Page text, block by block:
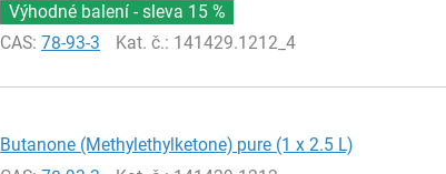
Výhodné balení - sleva 15 %
CAS:78-93-3 Kat. č.: 141429.1212_4
Butanone (Methylethylketone) pure (1 x 2.5 L)